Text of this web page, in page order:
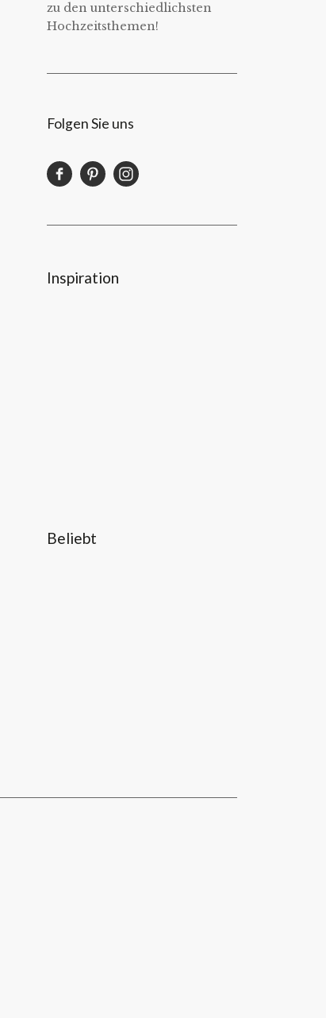
zu den unterschiedlichsten
Hochzeitsthemen!
Folgen Sie uns
Inspiration
Beliebt